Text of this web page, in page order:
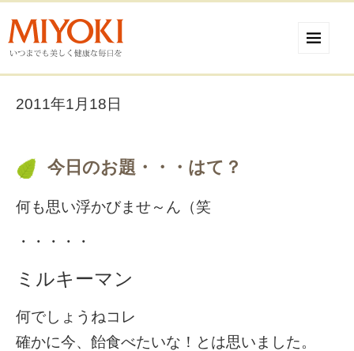
2011年1月18日
今日のお題・・・はて？
何も思い浮かびませ～ん（笑
・・・・・
ミルキーマン
何でしょうねコレ
確かに今、飴食べたいな！とは思いました。